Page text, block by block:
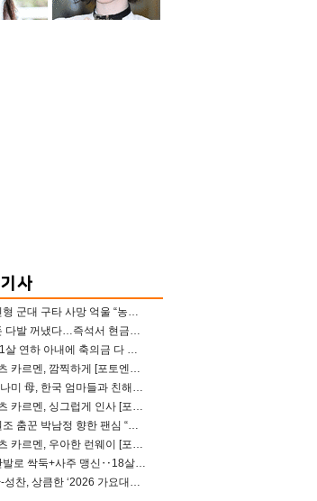
김정렬, 친형 군대 구타 사망 억울 “농약사 처리, 범인 찾았지만…엄마는 이미 치매”(데이앤나잇)
임영웅, 돈 다발 꺼냈다…즉석서 현금으로 수당 챙겨주는 ‘구단주’
심현섭 “11살 연하 아내에 축의금 다 뺏겨, 집도 아내 명의” (동치미)[결정적장면]
하츠투하츠 카르멘, 깜찍하게 [포토엔HD]
리센느 미나미 母, 한국 엄마들과 친해진 비결=BTS “최애 정국 얘기로 통해”(전참시)
하츠투하츠 카르멘, 싱그럽게 인사 [포토엔HD]
이찬원, 원조 춤꾼 박남정 향한 팬심 “어머님 잘 계시지” 폭소(불후)
하츠투하츠 카르멘, 우아한 런웨이 [포토엔HD]
윤가이, 단발로 싹둑+사주 맹신‥18살 연상 ♥장기하 반한 엉뚱·열정 매력(전참시)
시온-이안-성찬, 상큼한 ‘2026 가요대전 썸머’ MC [포토엔HD]